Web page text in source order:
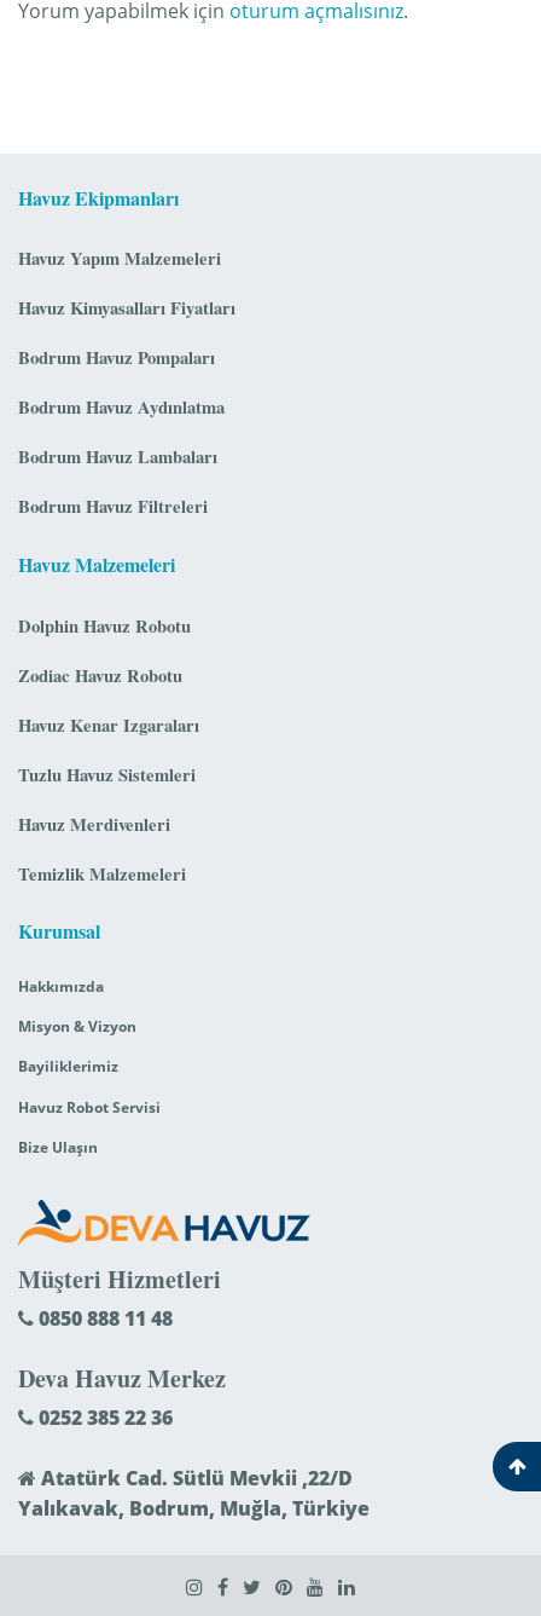
Yorum yapabilmek için oturum açmalısınız.
Havuz Ekipmanları
Havuz Yapım Malzemeleri
Havuz Kimyasalları Fiyatları
Bodrum Havuz Pompaları
Bodrum Havuz Aydınlatma
Bodrum Havuz Lambaları
Bodrum Havuz Filtreleri
Havuz Malzemeleri
Dolphin Havuz Robotu
Zodiac Havuz Robotu
Havuz Kenar Izgaraları
Tuzlu Havuz Sistemleri
Havuz Merdivenleri
Temizlik Malzemeleri
Kurumsal
Hakkımızda
Misyon & Vizyon
Bayiliklerimiz
Havuz Robot Servisi
Bize Ulaşın
Müşteri Hizmetleri
0850 888 11 48
Deva Havuz Merkez
0252 385 22 36
Atatürk Cad. Sütlü Mevkii ,22/D
Yalıkavak, Bodrum, Muğla, Türkiye